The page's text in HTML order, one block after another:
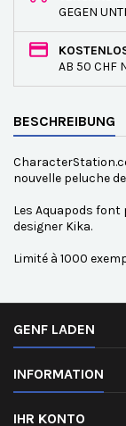
GEGEN
AB 50 CHF
BESCHREIBUNG
nouvelle peluche
Les Aquapods
designer Kika.
Limité à 1000
GENF LADEN
INFORMATION
IHR KONTO